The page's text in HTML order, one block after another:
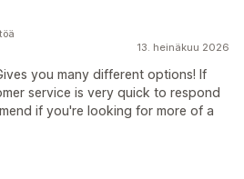
13. heinäkuu 2026
you many different options! If
service is very quick to respond
if you're looking for more of a